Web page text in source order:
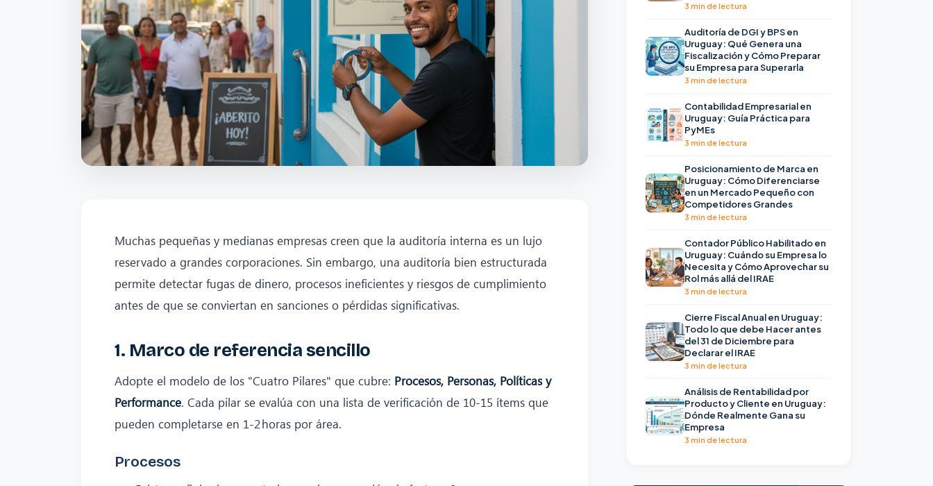
Muchas pequeñas y medianas empresas creen que la auditoría interna es un lujo
reservado a grandes corporaciones. Sin embargo, una auditoría bien estructurada
permite detectar fugas de dinero, procesos ineficientes y riesgos de cumplimiento
antes de que se conviertan en sanciones o pérdidas significativas.
1. Marco de referencia sencillo
Adopte el modelo de los "Cuatro Pilares" que cubre: Procesos, Personas, Políticas y
Performance. Cada pilar se evalúa con una lista de verificación de 10‑15 ítems que
pueden completarse en 1‑2 horas por área.
Procesos
3 min de lectura
Auditoría de DGI y BPS en
Uruguay: Qué Genera una
Fiscalización y Cómo Preparar
su Empresa para Superarla
3 min de lectura
Contabilidad Empresarial en
Uruguay: Guía Práctica para
PyMEs
3 min de lectura
Posicionamiento de Marca en
Uruguay: Cómo Diferenciarse
en un Mercado Pequeño con
Competidores Grandes
3 min de lectura
Contador Público Habilitado en
Uruguay: Cuándo su Empresa lo
Necesita y Cómo Aprovechar su
Rol más allá del IRAE
3 min de lectura
Cierre Fiscal Anual en Uruguay:
Todo lo que debe Hacer antes
del 31 de Diciembre para
Declarar el IRAE
3 min de lectura
Análisis de Rentabilidad por
Producto y Cliente en Uruguay:
Dónde Realmente Gana su
Empresa
3 min de lectura